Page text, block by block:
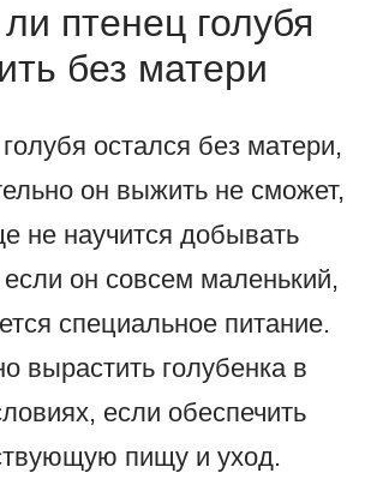
птенец голубя
без матери
остался без матери,
он выжить не сможет,
не научится добывать
он совсем маленький,
специальное питание.
вырастить голубенка в
если обеспечить
пищу и уход.